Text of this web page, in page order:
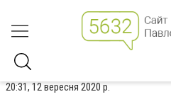
20:31, 12 вересня 2020 р.